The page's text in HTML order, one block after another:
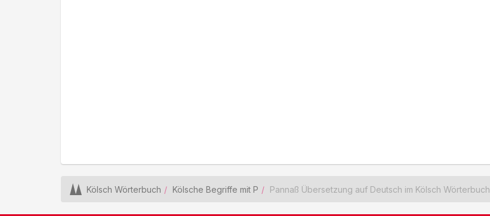
Kölsch Wörterbuch Kölsche Begriffe mit P Pannaß Übersetzung auf Deutsch im Kölsch Wörterbuch